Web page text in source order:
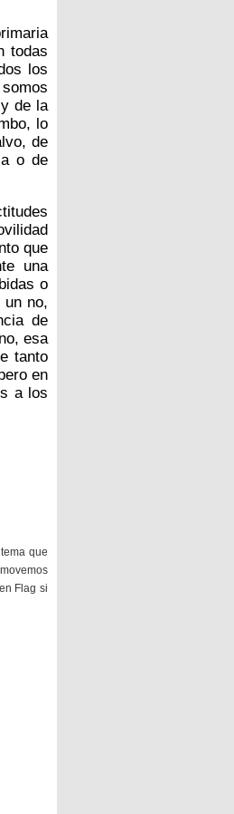
todas
los
de la
lo
de
o de
que
una
o
un no,
de
esa
tanto
en
a los
que
Flag si